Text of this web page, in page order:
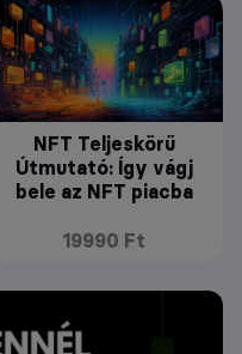
NFT Teljeskörű
Útmutató: Így vágj
bele az NFT piacba
19990 Ft